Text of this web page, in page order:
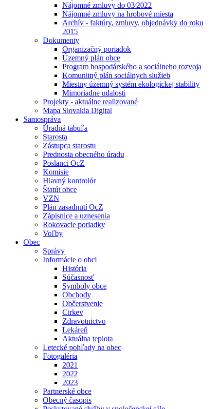
Nájomné zmluvy do 03⁄2022
Nájomné zmluvy na hrobové miesta
Archív - faktúry, zmluvy, objednávky do roku
2015
Dokumenty
Organizačný poriadok
Územný plán obce
Program hospodárského a sociálneho rozvoja
Komunitný plán sociálnych služieb
Miestny územný systém ekologickej stability
Mimoriadne udalosti
Projekty - aktuálne realizované
Mapa Slovakia Digital
Samospráva
Úradná tabuľa
Starosta
Zástupca starostu
Prednosta obecného úradu
Poslanci OcZ
Komisie
Hlavný kontrolór
Štatút obce
VZN
Plán zasadnutí OcZ
Zápisnice a uznesenia
Rokovacie poriadky
Voľby
Obec
Správy
Informácie o obci
História
Súčasnosť
Symboly obce
Obchody
Občerstvenie
Cirkev
Zdravotnictvo
Lekáreň
Aktuálna teplota
Letecké pohľady na obec
Fotogaléria
2021
2022
2023
Partnerské obce
Obecný časopis